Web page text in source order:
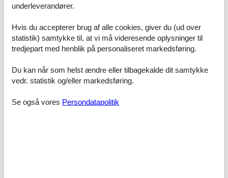
Uanset hvilken privat feriebolig på Rømø du beslutter dig for, er du
naturligvis dækket af Felines prisgaranti. Det betyder kort og godt
at vi garanterer dig, at der ikke er én eneste af vores konkurrenter,
som udlejer din foretrukne privat feriebolig på Rømø til en pris, som
Hvis der en sjælden gang sker en smutter i vores priskontrol,
direkte på din konto.
underleverandører.
Hvis du accepterer brug af alle cookies, giver du (ud over
statistik) samtykke til, at vi må videresende oplysninger til
tredjepart med henblik på personaliseret markedsføring.
Du kan når som helst ændre eller tilbagekalde dit samtykke
vedr. statistik og/eller markedsføring.
Se også vores Persondatapolitik